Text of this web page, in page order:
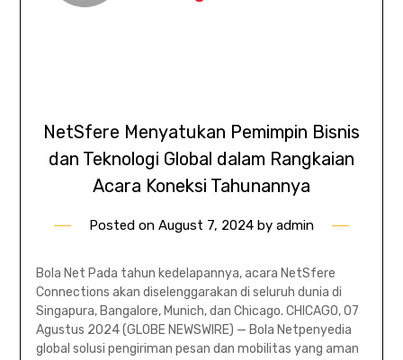
NetSfere Menyatukan Pemimpin Bisnis
dan Teknologi Global dalam Rangkaian
Acara Koneksi Tahunannya
Posted on August 7, 2024 by admin
Bola Net Pada tahun kedelapannya, acara NetSfere
Connections akan diselenggarakan di seluruh dunia di
Singapura, Bangalore, Munich, dan Chicago. CHICAGO, 07
Agustus 2024 (GLOBE NEWSWIRE) — Bola Netpenyedia
global solusi pengiriman pesan dan mobilitas yang aman